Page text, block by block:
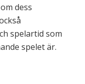
dess
spelartid som
spelet är.